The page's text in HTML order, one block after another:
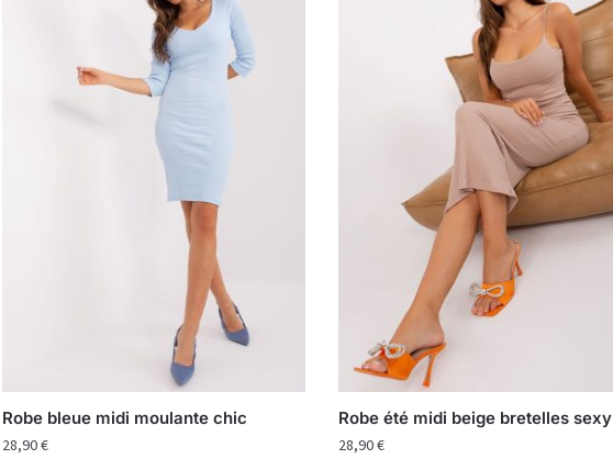
Robe bleue midi moulante chic
28,90€
Robe été midi beige bretelles sexy
28,90€